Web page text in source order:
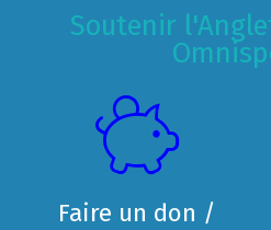
Soutenir
Faire un don /